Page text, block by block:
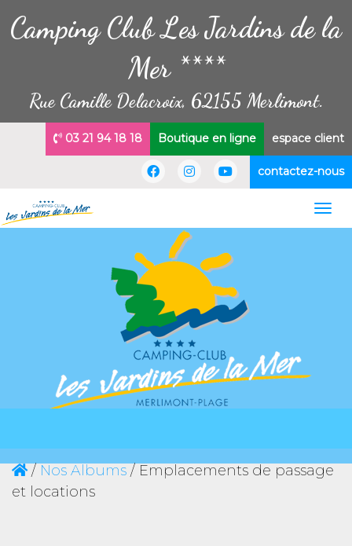
Camping Club Les Jardins de la
Mer ****
Rue Camille Delacroix, 62155 Merlimont.
espace client
Boutique en ligne
03 21 94 18 18
contactez-nous
/ Nos Albums / Emplacements de passage
et locations